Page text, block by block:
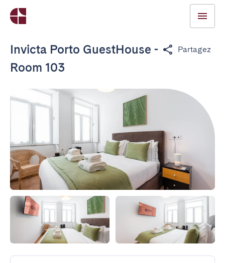
Invicta Porto GuestHouse -
Room 103
Partagez